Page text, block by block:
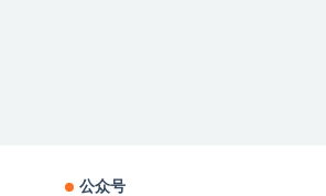
公众号